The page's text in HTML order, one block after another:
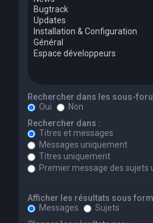
Rechercher dans les sous-
Oui
Non
Rechercher dans :
Titres et messages
Messages uniquement
Titres uniquement
Premier message des sujets
Afficher les résultats sous
Messages
Sujets